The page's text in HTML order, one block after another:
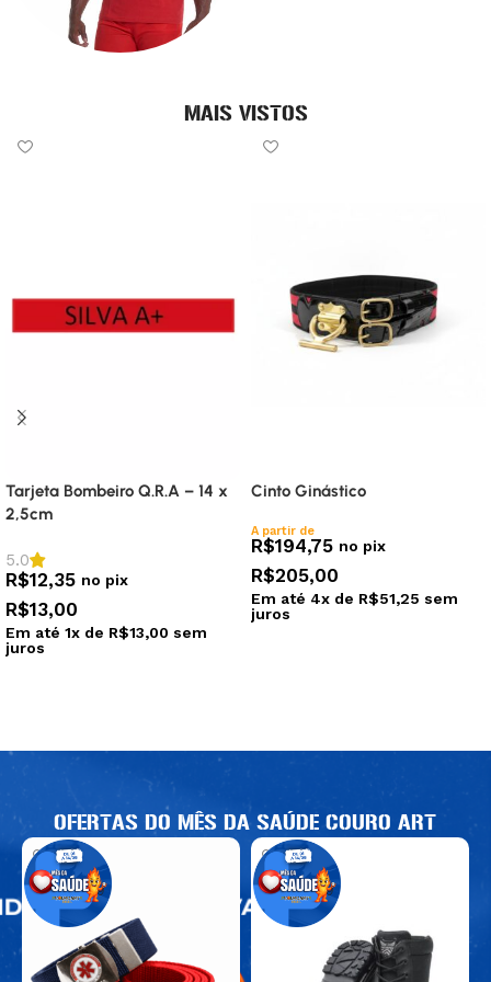
MAIS VISTOS
Tarjeta Bombeiro Q.R.A – 14 x
2,5cm
5.0
R$12,35 no pix
R$13,00
Em até 1x de R$13,00 sem
juros
Cinto Ginástico
A partir de
R$194,75 no pix
R$205,00
Em até 4x de R$51,25 sem
juros
OFERTAS DO MÊS DA SAÚDE COURO ART